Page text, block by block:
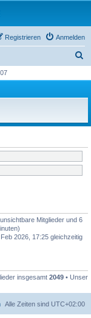
Anmelden
Registrieren
h
Mitglieder und 6
2026, 17:25 gleichzeitig
insgesamt 2049 • Unser
Alle Zeiten sind UTC+02:00